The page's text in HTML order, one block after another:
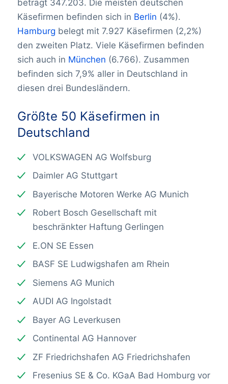
beträgt 347.203. Die meisten deutschen
Käsefirmen befinden sich in Berlin (4%).
Hamburg belegt mit 7.927 Käsefirmen (2,2%)
den zweiten Platz. Viele Käsefirmen befinden
sich auch in München (6.766). Zusammen
befinden sich 7,9% aller in Deutschland in
diesen drei Bundesländern.
Größte 50 Käsefirmen in
Deutschland
VOLKSWAGEN AG Wolfsburg
Daimler AG Stuttgart
Bayerische Motoren Werke AG Munich
Robert Bosch Gesellschaft mit
beschränkter Haftung Gerlingen
E.ON SE Essen
BASF SE Ludwigshafen am Rhein
Siemens AG Munich
AUDI AG Ingolstadt
Bayer AG Leverkusen
Continental AG Hannover
ZF Friedrichshafen AG Friedrichshafen
Fresenius SE & Co. KGaA Bad Homburg vor